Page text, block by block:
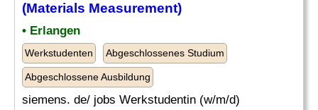
(Materials Measurement)
• Erlangen
Werkstudenten Abgeschlossenes Studium
Abgeschlossene Ausbildung
siemens. de/ jobs Werkstudentin (w/m/d)